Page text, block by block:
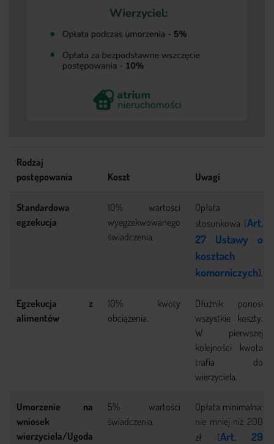
Rodzaj
postępowania
Koszt Uwagi
Standardowa
egzekucja
10% wartości
wyegzekwowanego
świadczenia.
Opłata
stosunkowa (Art.
27 Ustawy o
kosztach
komorniczych).
Egzekucja z
alimentów
10% kwoty
obciążenia.
Dłużnik ponosi
wszystkie koszty.
W pierwszej
kolejności kwota
trafia do
wierzyciela.
Umorzenie na
wniosek
wierzyciela/Ugoda
5% wartości
świadczenia.
Opłata minimalna:
nie mniej niż 200
zł (Art. 29